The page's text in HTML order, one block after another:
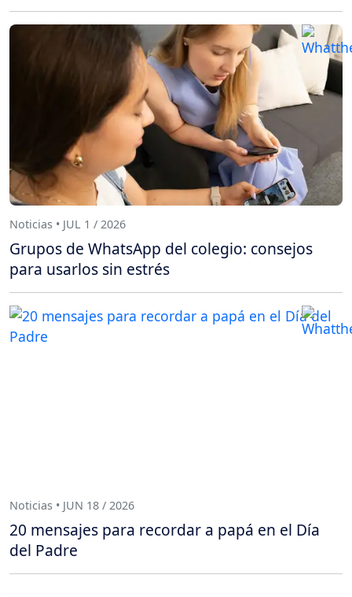
Noticias • JUL 1 / 2026
Grupos de WhatsApp del colegio: consejos
para usarlos sin estrés
Noticias • JUN 18 / 2026
20 mensajes para recordar a papá en el Día
del Padre